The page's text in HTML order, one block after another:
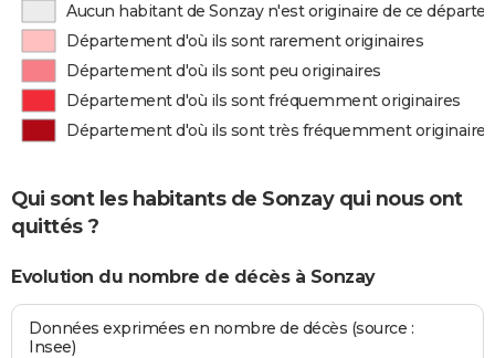
Aucun habitant de Sonzay n'est originaire de ce
Département d'où ils sont rarement originaires
Département d'où ils sont peu originaires
Département d'où ils sont fréquemment originaires
Département d'où ils sont très fréquemment originaires
Qui sont les habitants de Sonzay qui nous ont
quittés ?
Evolution du nombre de décès à Sonzay
Données exprimées en nombre de décès (source :
Insee)